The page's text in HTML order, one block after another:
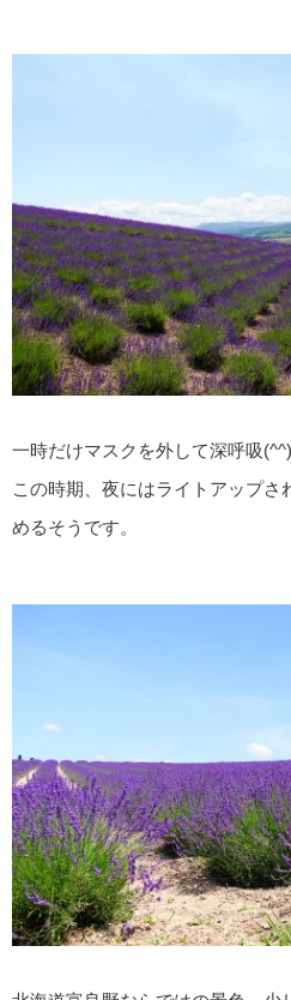
一時だけマスクを外して深呼吸(^^)
この時期、夜にはライトアップさ
めるそうです。